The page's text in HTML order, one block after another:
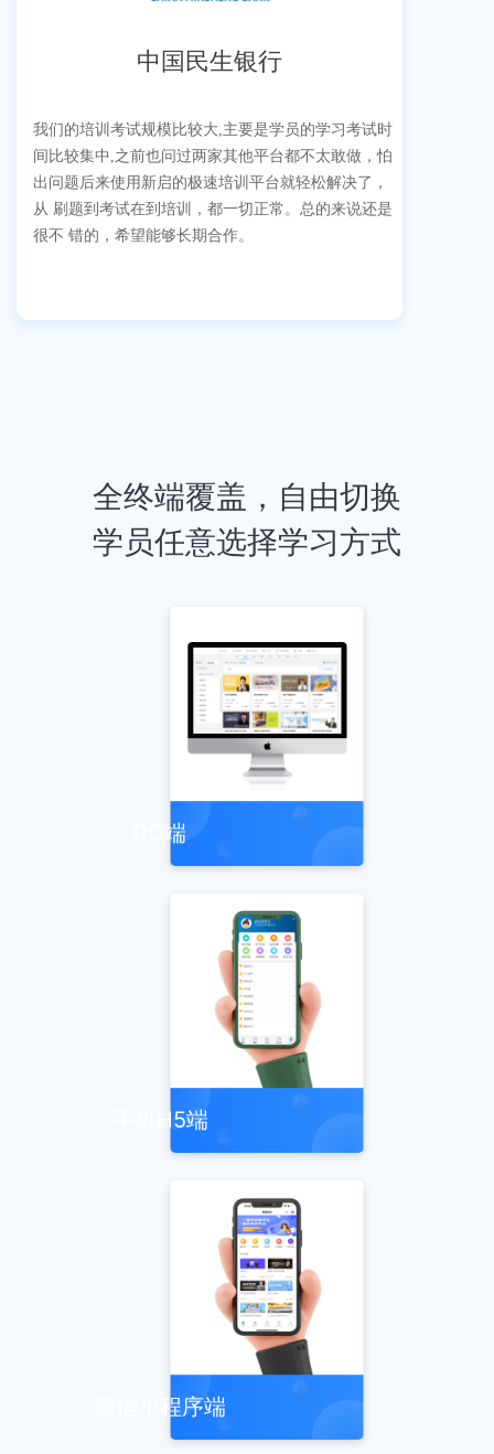
中国民生银行
我们的培训考试规模比较大,主要是学员的学习考试时
间比较集中,之前也问过两家其他平台都不太敢做，怕
出问题后来使用新启的极速培训平台就轻松解决了，
从 刷题到考试在到培训，都一切正常。总的来说还是
很不 错的，希望能够长期合作。
全终端覆盖，自由切换
学员任意选择学习方式
PC端
手机H5端
微信小程序端